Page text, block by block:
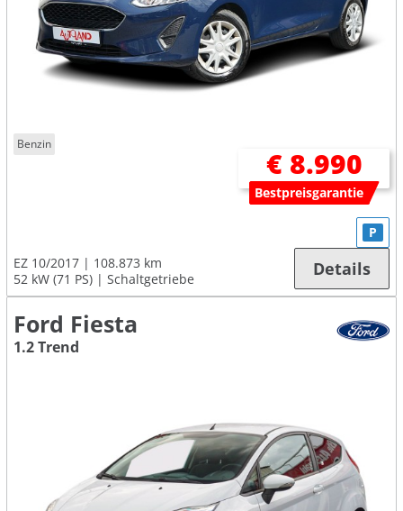
Benzin
€ 8.990
Bestpreisgarantie
EZ 10/2017
108.873 km
52 kW (71 PS)
Schaltgetriebe
P
Details
Ford Fiesta
1.2 Trend